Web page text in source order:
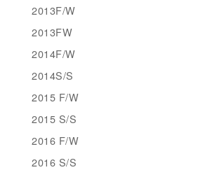
2013F/W
2013FW
2014F/W
2014S/S
2015 F/W
2015 S/S
2016 F/W
2016 S/S